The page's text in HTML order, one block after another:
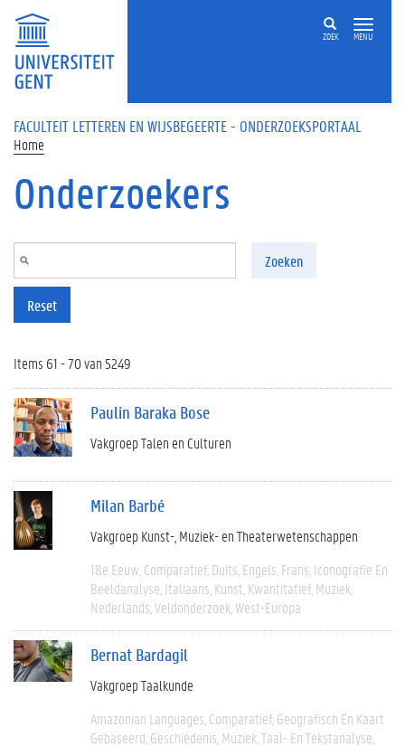
Overslaan en naar de inhoud gaan
ZOEK MENU
FACULTEIT LETTEREN EN WIJSBEGEERTE - ONDERZOEKSPORTAAL
Home
Onderzoekers
Zoeken
Reset
Items 61 - 70 van 5249
Paulin Baraka Bose
Vakgroep Talen en Culturen
Milan Barbé
Vakgroep Kunst-, Muziek- en Theaterwetenschappen
18e Eeuw Comparatief Duits Engels Frans Iconografie En
Beeldanalyse Italiaans Kunst Kwantitatief Muziek
Nederlands Veldonderzoek West-Europa
Bernat Bardagil
Vakgroep Taalkunde
Amazonian Languages Comparatief Geografisch En Kaart
Gebaseerd Geschiedenis Muziek Taal- En Tekstanalyse